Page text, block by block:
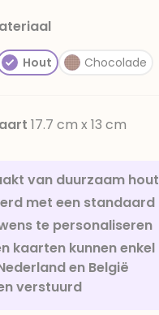
Hout Chocolade
17.7 cm x 13 cm
van duurzaam hout
met een standaard
te personaliseren
kaarten kunnen enkel
en België
verstuurd